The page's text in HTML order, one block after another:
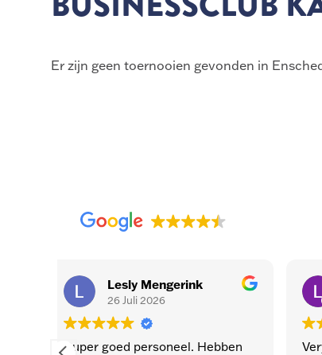
Er zijn geen toernooien gevonden in
Hebben
Lars Hoorweg
Very nice place to play padel